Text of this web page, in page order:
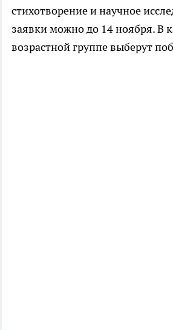
стихотворение и научное
заявки можно до 14 ноября. В
возрастной группе выберут